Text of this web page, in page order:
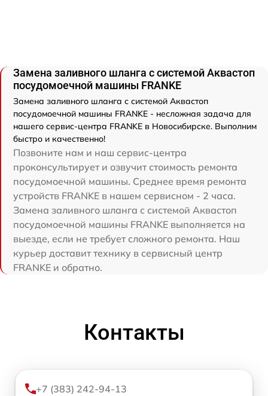
Замена заливного шланга с системой Аквастоп
посудомоечной машины FRANKE
Замена заливного шланга с системой Аквастоп
посудомоечной машины FRANKE - несложная задача для
нашего сервис-центра FRANKE в Новосибирске. Выполним
быстро и качественно!
Позвоните нам и наш сервис-центра
проконсультирует и озвучит стоимость ремонта
посудомоечной машины. Среднее время ремонта
устройств FRANKE в нашем сервисном - 2 часа.
Замена заливного шланга с системой Аквастоп
посудомоечной машины FRANKE выполняется на
выезде, если не требует сложного ремонта. Наш
курьер доставит технику в сервисный центр
FRANKE и обратно.
Контакты
+7 (383) 242-94-13